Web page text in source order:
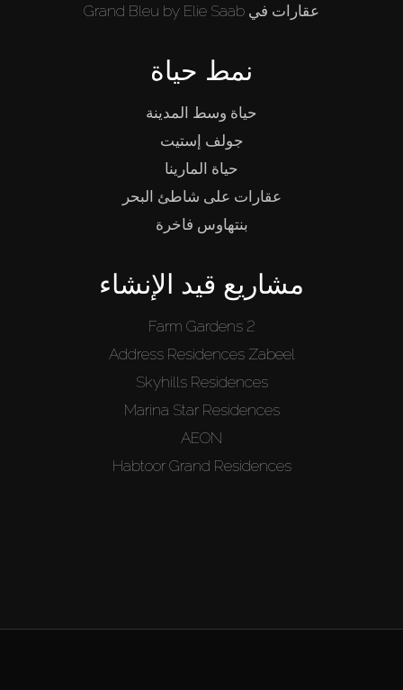
عقارات في Grand Bleu by Elie Saab
نمط حياة
حياة وسط المدينة
جولف إستيت
حياة المارينا
عقارات على شاطئ البحر
بنتهاوس فاخرة
مشاريع قيد الإنشاء
Farm Gardens 2
Address Residences Zabeel
Skyhills Residences
Marina Star Residences
AEON
Habtoor Grand Residences